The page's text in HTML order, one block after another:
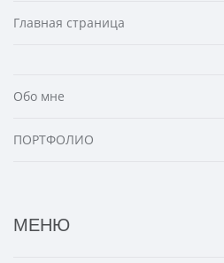
Главная страница
Обо мне
ПОРТФОЛИО
МЕНЮ